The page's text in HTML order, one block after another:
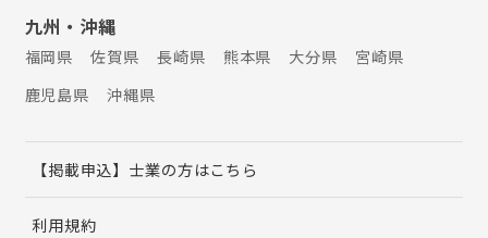
九州・沖縄
福岡県 佐賀県 長崎県 熊本県 大分県
宮崎県
鹿児島県
沖縄県
【掲載申込】士業の方はこちら
利用規約